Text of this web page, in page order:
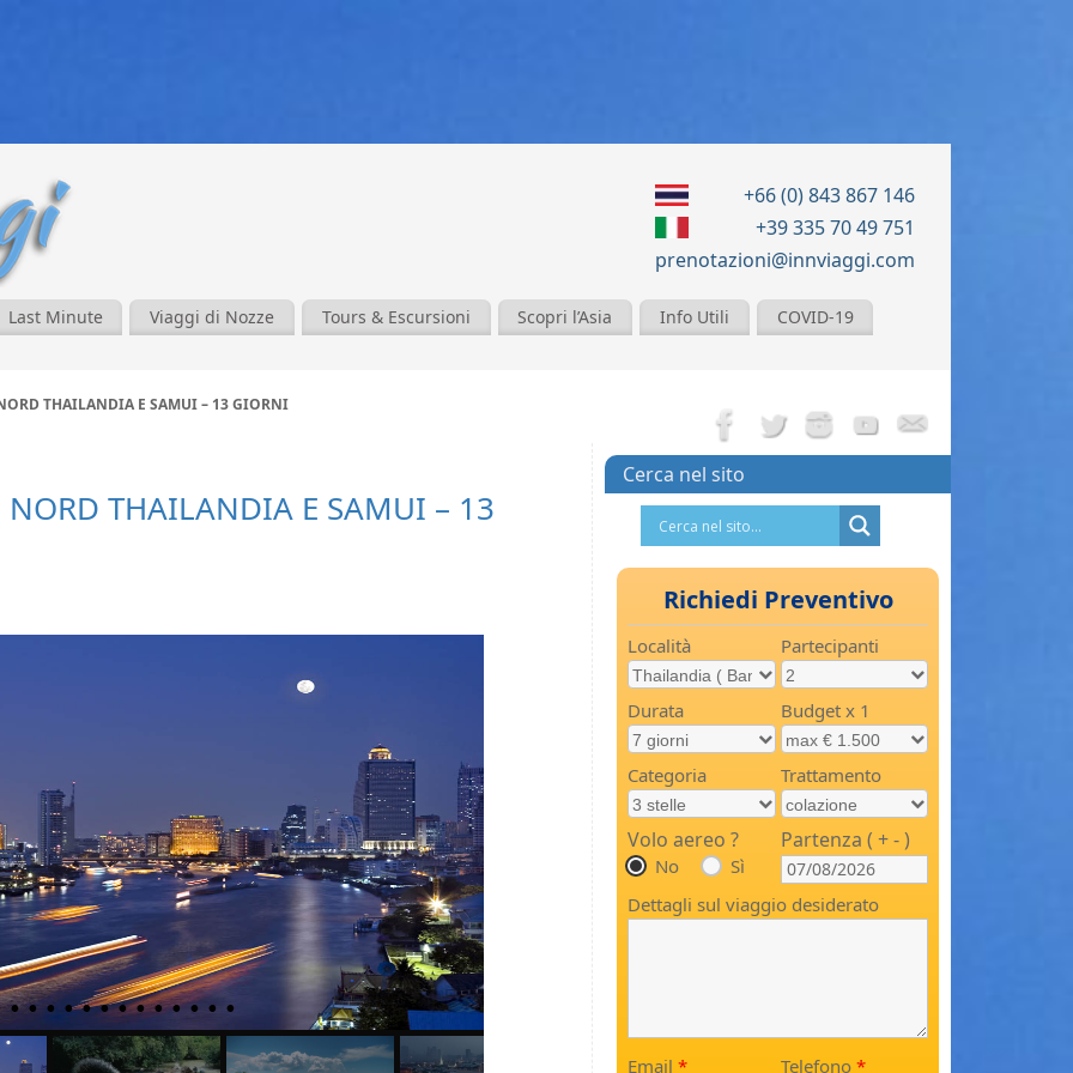
+66 (0) 843 867 146
+39 335 70 49 751
prenotazioni@innviaggi.com
Last Minute Viaggi di Nozze Tours & Escursioni Scopri l’Asia Info Utili
COVID-19
THAILANDIA E SAMUI – 13 GIORNI
NORD THAILANDIA E SAMUI – 13
Cerca nel sito
Richiedi Preventivo
Località Partecipanti
Durata Budget x 1
Categoria Trattamento
Volo aereo ?
No Sì
Partenza ( + - )
Dettagli sul viaggio desiderato
Email * Telefono *